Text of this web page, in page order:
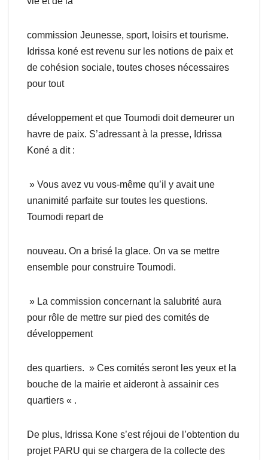
commission Jeunesse, sport, loisirs et tourisme.
Idrissa koné est revenu sur les notions de paix et
de cohésion sociale, toutes choses nécessaires
pour tout
développement et que Toumodi doit demeurer un
havre de paix. S’adressant à la presse, Idrissa
Koné a dit :
» Vous avez vu vous-même qu’il y avait une
unanimité parfaite sur toutes les questions.
Toumodi repart de
nouveau. On a brisé la glace. On va se mettre
ensemble pour construire Toumodi.
» La commission concernant la salubrité aura
pour rôle de mettre sur pied des comités de
développement
des quartiers. » Ces comités seront les yeux et la
bouche de la mairie et aideront à assainir ces
quartiers « .
De plus, Idrissa Kone s’est réjoui de l’obtention du
projet PARU qui se chargera de la collecte des